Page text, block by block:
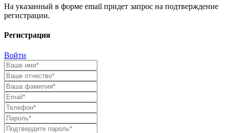
На указанный в форме email придет запрос на подтверждение
регистрации.
Регистрация
Войти